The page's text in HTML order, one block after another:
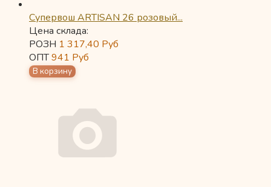
Супервош ARTISAN 26 розовый...
Цена склада:
РОЗН 1 317,40 Руб
ОПТ941 Руб